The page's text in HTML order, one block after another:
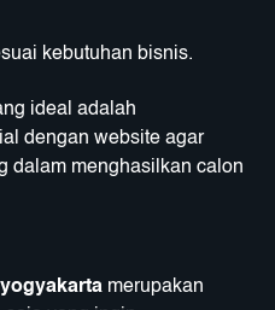
kebutuhan bisnis.
ideal adalah
dengan website agar
dalam menghasilkan calon
merupakan